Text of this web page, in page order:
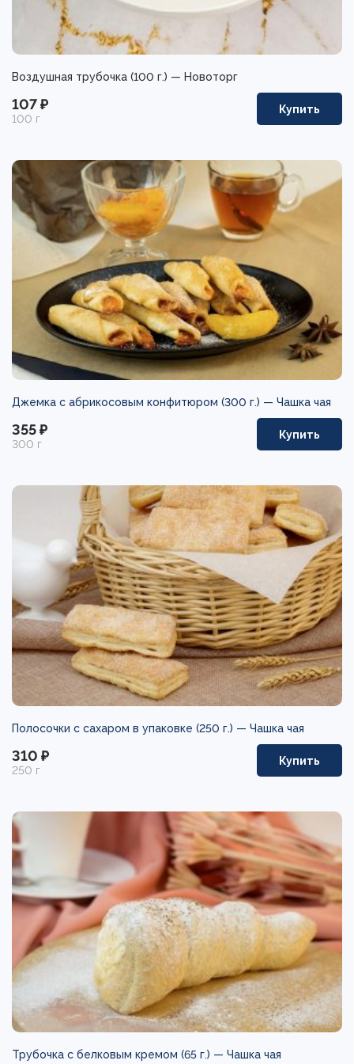
Воздушная трубочка (100 г.) — Новоторг
107 ₽
100 г
Купить
Джемка с абрикосовым конфитюром (300 г.) — Чашка чая
355 ₽
300 г
Купить
Полосочки с сахаром в упаковке (250 г.) — Чашка чая
310 ₽
250 г
Купить
Трубочка с белковым кремом (65 г.) — Чашка чая